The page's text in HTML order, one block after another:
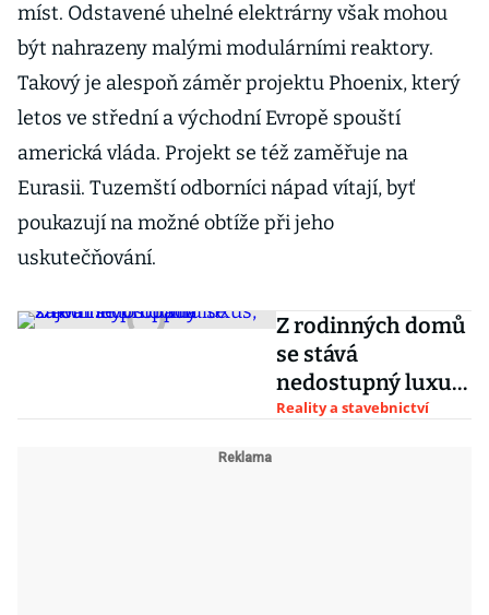
míst. Odstavené uhelné elektrárny však mohou
být nahrazeny malými modulárními reaktory.
Takový je alespoň záměr projektu Phoenix, který
letos ve střední a východní Evropě spouští
americká vláda. Projekt se též zaměřuje na
Eurasii. Tuzemští odborníci nápad vítají, byť
poukazují na možné obtíže při jeho
uskutečňování.
Z rodinných domů
se stává
nedostupný luxus,
zájem se propadá
Reality a stavebnictví